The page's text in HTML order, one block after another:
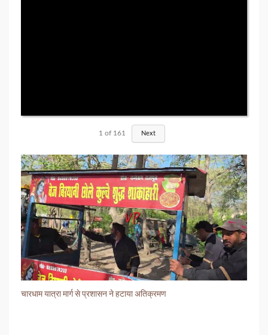
1 of 161 Next
चारधाम यात्रा मार्ग से प्रशासन ने हटाया अतिक्रमण